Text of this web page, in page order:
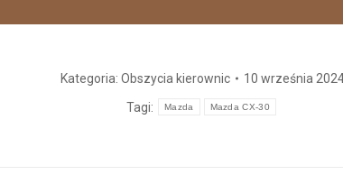
Kategoria: Obszycia kierownic
10 września
Tagi:
Mazda Mazda CX-30